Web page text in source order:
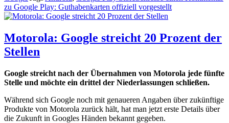
zu Google Play: Guthabenkarten offiziell vorgestellt
Motorola: Google streicht 20 Prozent der
Stellen
Google streicht nach der Übernahmen von Motorola jede fünfte
Stelle und möchte ein drittel der Niederlassungen schließen.
Während sich Google noch mit genaueren Angaben über zukünftige
Produkte von Motorola zurück hält, hat man jetzt erste Details über
die Zukunft in Googles Händen bekannt gegeben.